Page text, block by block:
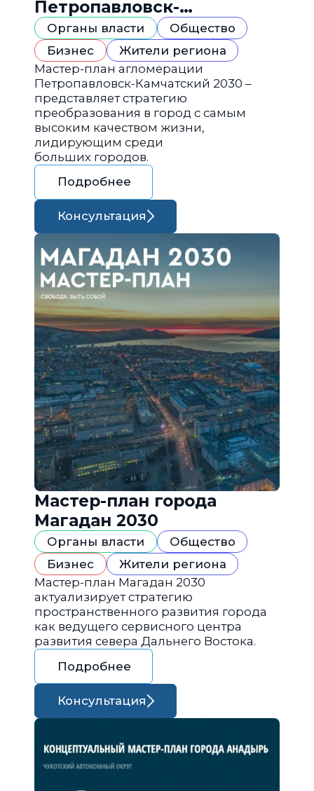
Петропавловск-
Камчатский 2030
Органы власти
Общество
Бизнес
Жители региона
Мастер-план агломерации
Петропавловск-Камчатский 2030 –
представляет стратегию
преобразования в город с самым
высоким качеством жизни,
лидирующим среди
больших городов.
Подробнее
Консультация
Мастер-план города
Магадан 2030
Органы власти
Общество
Бизнес
Жители региона
Мастер-план Магадан 2030
актуализирует стратегию
пространственного развития города
как ведущего сервисного центра
развития севера Дальнего Востока.
Подробнее
Консультация